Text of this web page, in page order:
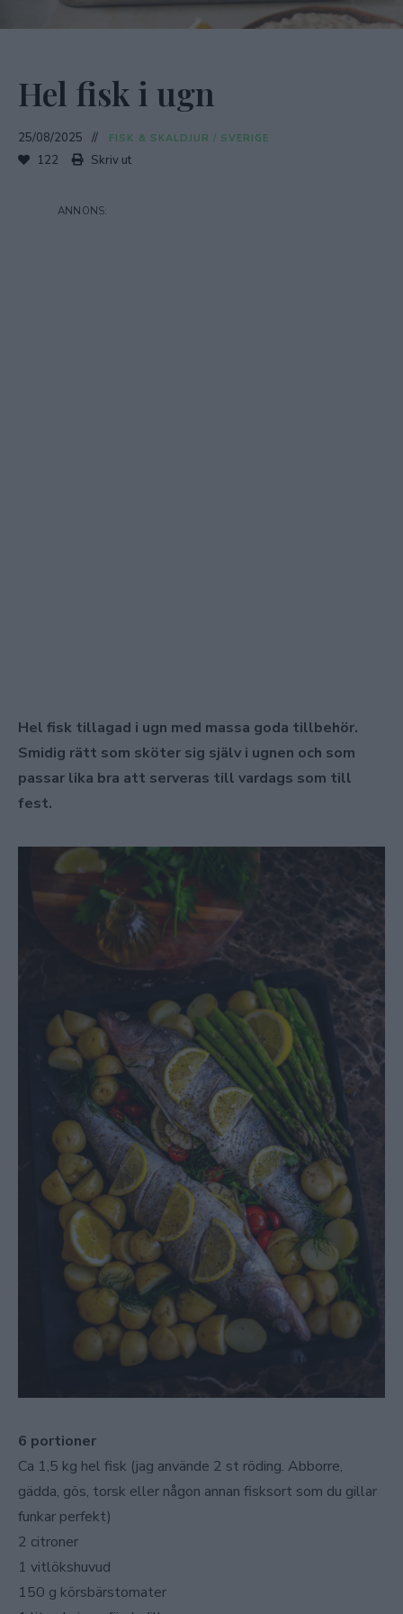
Hel fisk i ugn
25/08/2025 FISK & SKALDJUR / SVERIGE
122 Skriv ut
Hel fisk tillagad i ugn med massa goda tillbehör.
Smidig rätt som sköter sig själv i ugnen och som
passar lika bra att serveras till vardags som till
fest.
6 portioner
Ca 1,5 kg hel fisk (jag använde 2 st röding. Abborre,
gädda, gös, torsk eller någon annan fisksort som du gillar
funkar perfekt)
2 citroner
1 vitlökshuvud
150 g körsbärstomater